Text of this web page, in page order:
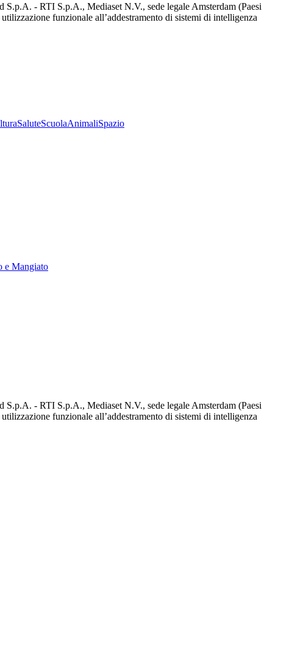
- RTI S.p.A., Mediaset N.V., sede legale Amsterdam (Paesi
funzionale all’addestramento di sistemi di intelligenza
SaluteScuolaAnimaliSpazio
e Mangiato
- RTI S.p.A., Mediaset N.V., sede legale Amsterdam (Paesi
funzionale all’addestramento di sistemi di intelligenza